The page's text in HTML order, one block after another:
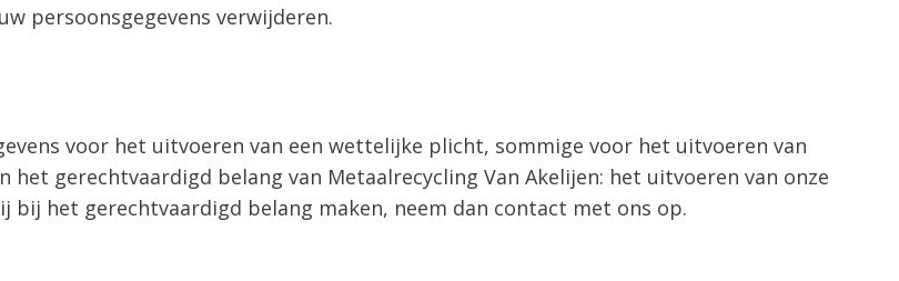
persoonsgegevens verwijderen.
voor het uitvoeren van een wettelijke plicht, sommige voor het uitvoeren van
gerechtvaardigd belang van Metaalrecycling Van Akelijen: het uitvoeren van onze
het gerechtvaardigd belang maken, neem dan contact met ons op.